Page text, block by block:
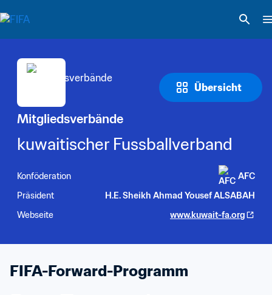
Übersicht
Mitgliedsverbände
kuwaitischer Fussballverband
Konföderation
AFC
Präsident
H.E. Sheikh Ahmad Yousef ALSABAH
Webseite
www.kuwait-fa.org
FIFA-Forward-Programm